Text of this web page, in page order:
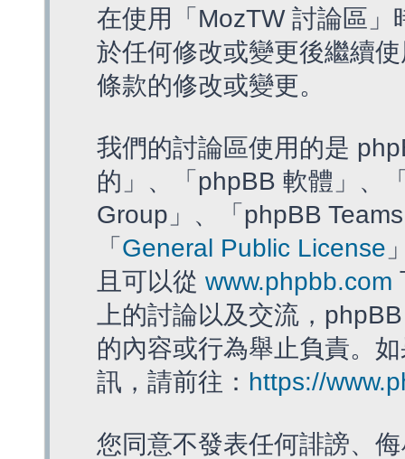
在使用「MozTW 討論區
於任何修改或變更後繼續
條款的修改或變更。
我們的討論區使用的是
的」、「phpBB 軟體」、
Group」、「phpBB
「 General Public License
且可以從 www.phpbb.com
上的討論以及交流，
的內容或行為舉止負責。
訊，請前往： https://
您同意不發表任何誹謗、